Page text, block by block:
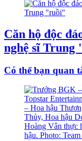
Căn hộ độc
nghệ sĩ
Có thể bạn quan